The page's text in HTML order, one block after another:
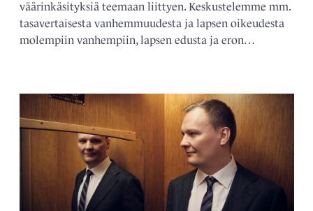
väärinkäsityksiä teemaan liittyen. Keskustelemme mm.
tasavertaisesta vanhemmuudesta ja lapsen oikeudesta
molempiin vanhempiin, lapsen edusta ja eron…